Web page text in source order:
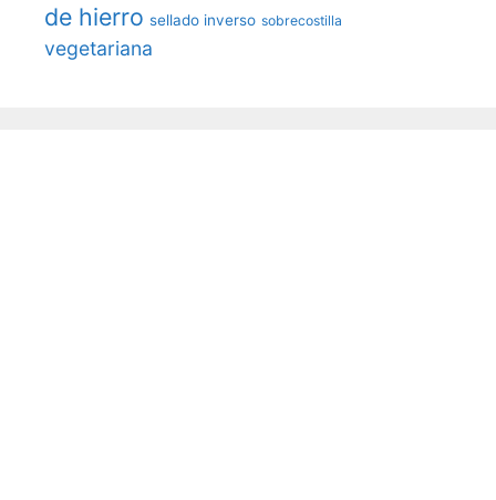
de hierro sellado inverso sobrecostilla
vegetariana